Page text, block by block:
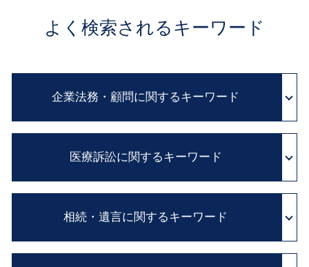
よく検索されるキーワード
企業法務・顧問に関するキーワード
企業間 紛争
契約書 チェック
パワハラ 法 改正
訴訟 紛争解決
医療訴訟に関するキーワード
診断ミス 医療過誤
医療 裁判
相続・遺言に関するキーワード